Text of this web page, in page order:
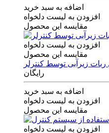
اضافه به سبد خرید
افزودن به لیست دلخواه
مقایسه این محصول
افزودن به لیست دلخواه
مقایسه این محصول
رایگان
اضافه به سبد خرید
افزودن به لیست دلخواه
مقایسه این محصول
افزودن به لیست دلخواه